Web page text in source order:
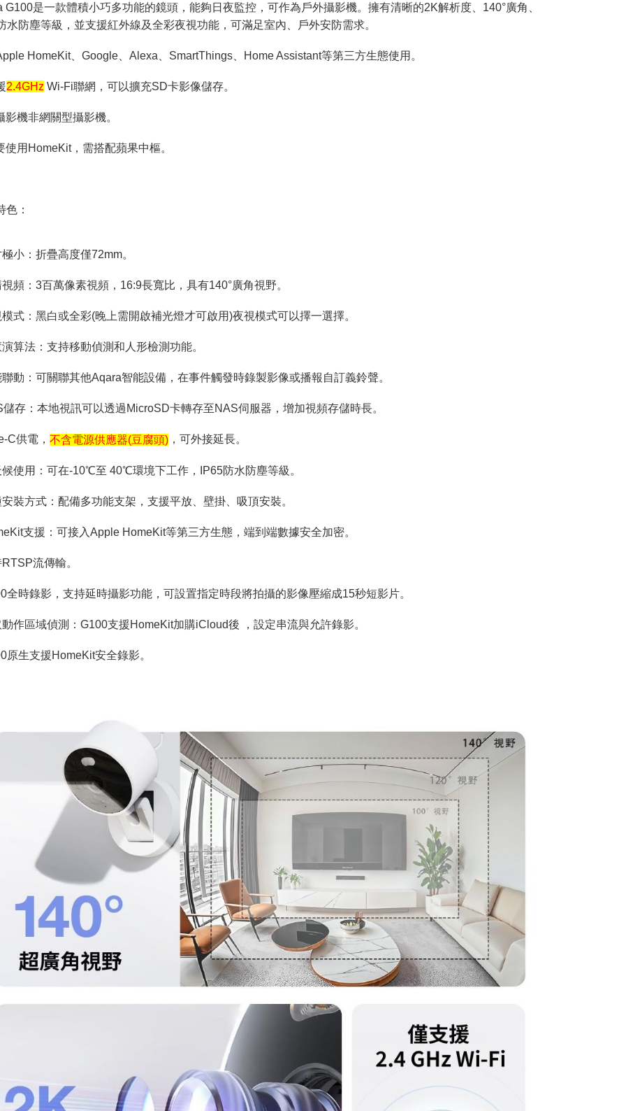
G100是一款體積小巧多功能的鏡頭，能夠日夜監控，可作為戶外攝影機。擁有清晰的2K解析度、140°廣角、
水防塵等級，並支援紅外線及全彩夜視功能，可滿足室內、戶外安防需求。
HomeKit、Google、Alexa、SmartThings、Home Assistant等第三方生態使用。
2.4GHz Wi-Fi聯網，可以擴充SD卡影像儲存。
機非網關型攝影機。
用HomeKit，需搭配蘋果中樞。
色：
小：折疊高度僅72mm。
頻：3百萬像素視頻，16:9長寬比，具有140°廣角視野。
式：黑白或全彩(晚上需開啟補光燈才可啟用)夜視模式可以擇一選擇。
算法：支持移動偵測和人形檢測功能。
動：可關聯其他Aqara智能設備，在事件觸發時錄製影像或播報自訂義鈴聲。
存：本地視訊可以透過MicroSD卡轉存至NAS伺服器，增加視頻存儲時長。
C供電，不含電源供應器(豆腐頭) ，可外接延長。
使用：可在-10℃至 40℃環境下工作，IP65防水防塵等級。
裝方式：配備多功能支架，支援平放、壁掛、吸頂安裝。
支援：可接入Apple HomeKit等第三方生態，端到端數據安全加密。
流傳輸。
全時錄影，支持延時攝影功能，可設置指定時段將拍攝的影像壓縮成15秒短影片。
作區域偵測：G100支援HomeKit加購iCloud後 ，設定串流與允許錄影。
原生支援HomeKit安全錄影。